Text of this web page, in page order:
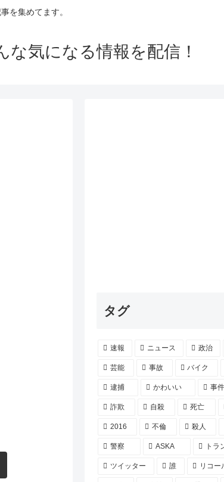
を集めてます。
気になる情報を配信！
タグ
速報 ニュース 政治
芸能 事故 バイク
逮捕 かわいい 事件
詐欺 自殺 死亡
2016 不倫 殺人
警察 ASKA トラ
ツイッター 誰 リコー